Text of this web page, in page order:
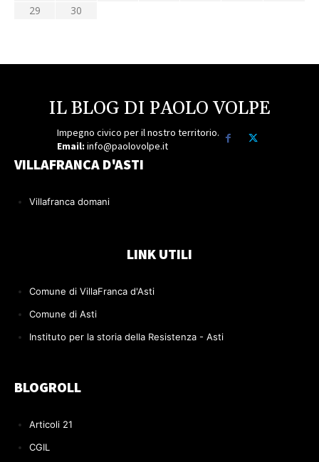
29
30
IL BLOG DI PAOLO VOLPE
Impegno civico per il nostro territorio.
Email: info@paolovolpe.it
VILLAFRANCA D'ASTI
Villafranca domani
LINK UTILI
Comune di VillaFranca d'Asti
Comune di Asti
Instituto per la storia della Resistenza - Asti
BLOGROLL
Articoli 21
CGIL